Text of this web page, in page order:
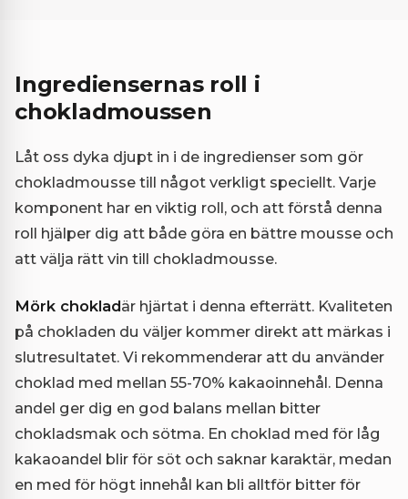
Ingrediensernas roll i
chokladmoussen
Låt oss dyka djupt in i de ingredienser som gör
chokladmousse till något verkligt speciellt. Varje
komponent har en viktig roll, och att förstå denna
roll hjälper dig att både göra en bättre mousse och
att välja rätt vin till chokladmousse.
Mörk chokladär hjärtat i denna efterrätt. Kvaliteten
på chokladen du väljer kommer direkt att märkas i
slutresultatet. Vi rekommenderar att du använder
choklad med mellan 55-70% kakaoinnehål. Denna
andel ger dig en god balans mellan bitter
chokladsmak och sötma. En choklad med för låg
kakaoandel blir för söt och saknar karaktär, medan
en med för högt innehål kan bli alltför bitter för